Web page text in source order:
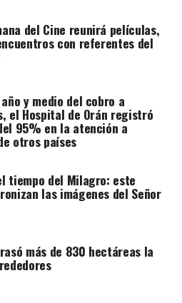
del Cine reunirá películas,
con referentes del
y medio del cobro a
el Hospital de Orán registró
95% en la atención a
otros países
tiempo del Milagro: este
las imágenes del Señor
más de 830 hectáreas la